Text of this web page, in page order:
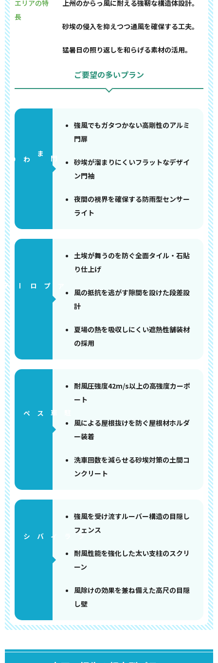
エリアの特
長
上州のからっ風に耐える強靭な構造体設計。
砂埃の侵入を抑えつつ通風を確保する工夫。
猛暑日の照り返しを和らげる素材の活用。
ご要望の多いプラン
門まわり
強風でもガタつかない高剛性のアルミ
門扉
砂埃が溜まりにくいフラットなデザイ
ン門袖
夜間の視界を確保する防雨型センサー
ライト
アプローチ
土埃が舞うのを防ぐ全面タイル・石貼
り仕上げ
風の抵抗を逃がす隙間を設けた段差設
計
夏場の熱を吸収しにくい遮熱性舗装材
の採用
耐風圧強度42m/s以上の高強度カーポ
ート
風による屋根抜けを防ぐ屋根材ホルダ
ー装着
洗車回数を減らせる砂埃対策の土間コ
ンクリート
強風を受け流すルーバー構造の目隠し
フェンス
耐風性能を強化した太い支柱のスクリ
ーン
風除けの効果を兼ね備えた高尺の目隠
し壁